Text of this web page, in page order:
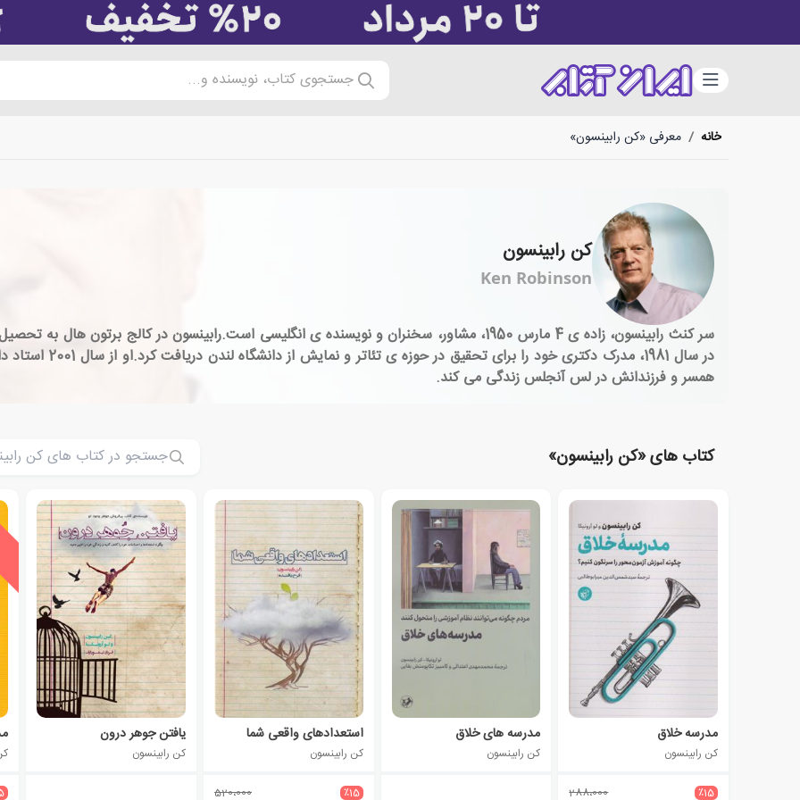
دسته‌بندی جستجوی کتاب، نویسنده و...
خانه / معرفی «کن رابینسون»
کن رابینسون
Ken Robinson
سر کنث رابینسون، زاده ی 4 مارس 1950، مشاور، سخنران و نویسنده ی انگلیسی است.رابینسون در کالج
در سال 1981، مدرک
همسر و فرزندانش در لس آنجلس زندگی می کند.
کتاب های «کن رابینسون»
مدرسه خلاق
کن رابینسون
٪15 288،000
مدرسه های خلاق
کن رابینسون
استعدادهای واقعی شما
کن رابینسون
٪15 520،000
یافتن جوهر درون
کن رابینسون